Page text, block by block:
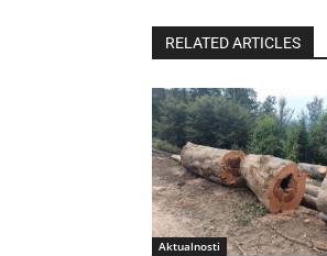
RELATED ARTICLES
Aktualnosti